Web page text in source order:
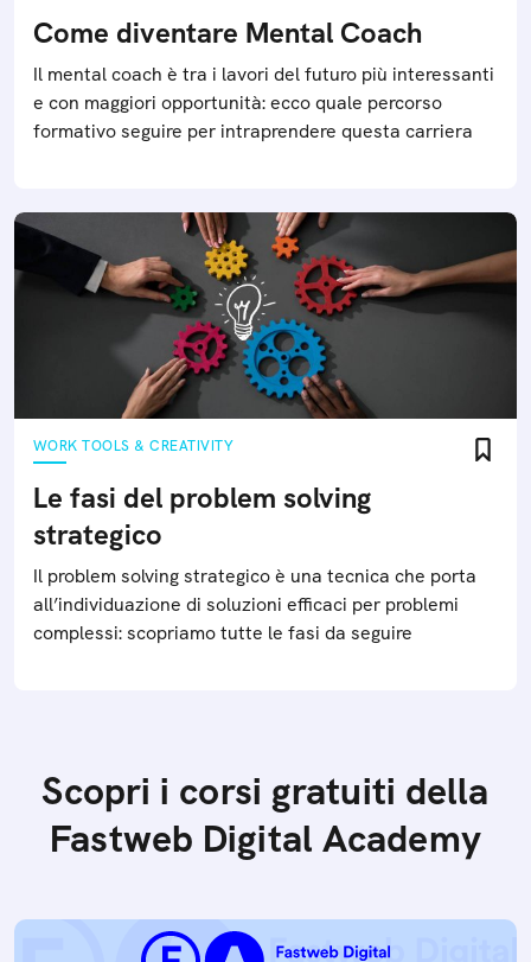
Come diventare Mental Coach
Il mental coach è tra i lavori del futuro più interessanti
e con maggiori opportunità: ecco quale percorso
formativo seguire per intraprendere questa carriera
WORK TOOLS & CREATIVITY
Le fasi del problem solving
strategico
Il problem solving strategico è una tecnica che porta
all’individuazione di soluzioni efficaci per problemi
complessi: scopriamo tutte le fasi da seguire
Scopri i corsi gratuiti della
Fastweb Digital Academy